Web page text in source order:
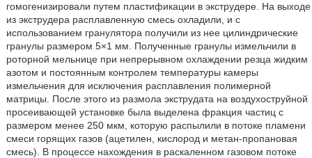
гомогенизировали путем пластификации в экструдере. На выходе
из экструдера расплавленную смесь охладили, и с
использованием гранулятора получили из нее цилиндрические
гранулы размером 5×1 мм. Полученные гранулы измельчили в
роторной мельнице при непрерывном охлаждении резца жидким
азотом и постоянным контролем температуры камеры
измельчения для исключения расплавления полимерной
матрицы. После этого из размола экструдата на воздухоструйной
просеивающей установке была выделена фракция частиц с
размером менее 250 мкм, которую распылили в потоке пламени
смеси горящих газов (ацетилен, кислород и метан-пропановая
смесь). В процессе нахождения в раскаленном газовом потоке